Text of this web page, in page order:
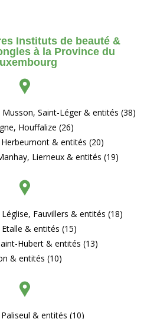
Instituts de beauté &
à la Province du
Saint-Léger & entités (38)
Houffalize (26)
& entités (20)
Lierneux & entités (19)
Fauvillers & entités (18)
Etalle & entités (15)
Hubert & entités (13)
& entités (10)
& entités (10)